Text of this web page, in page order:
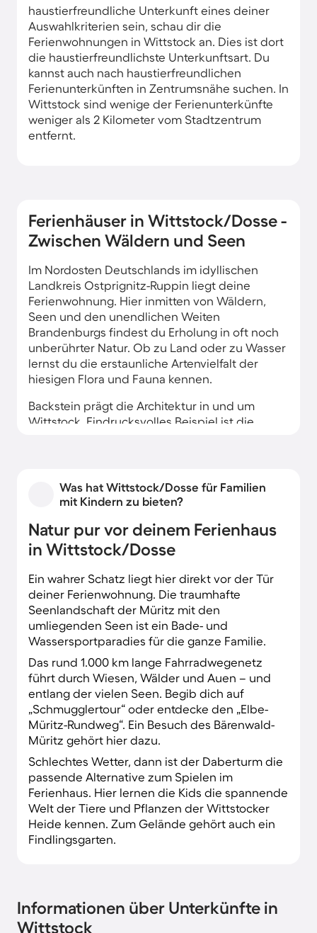
haustierfreundliche Unterkunft eines deiner
Auswahlkriterien sein, schau dir die
Ferienwohnungen in Wittstock an. Dies ist dort
die haustierfreundlichste Unterkunftsart. Du
kannst auch nach haustierfreundlichen
Ferienunterkünften in Zentrumsnähe suchen. In
Wittstock sind wenige der Ferienunterkünfte
weniger als 2 Kilometer vom Stadtzentrum
entfernt.
Ferienhäuser in Wittstock/Dosse -
Zwischen Wäldern und Seen
Im Nordosten Deutschlands im idyllischen
Landkreis Ostprignitz-Ruppin liegt deine
Ferienwohnung. Hier inmitten von Wäldern,
Seen und den unendlichen Weiten
Brandenburgs findest du Erholung in oft noch
unberührter Natur. Ob zu Land oder zu Wasser
lernst du die erstaunliche Artenvielfalt der
hiesigen Flora und Fauna kennen.
Backstein prägt die Architektur in und um
Wittstock. Eindrucksvolles Beispiel ist die
Jahrhundertealten bewegten Geschichte
findest du fast überall und damit oft unweit
Was hat Wittstock/Dosse für Familien
mit Kindern zu bieten?
Natur pur vor deinem Ferienhaus
in Wittstock/Dosse
Ein wahrer Schatz liegt hier direkt vor der Tür
deiner Ferienwohnung. Die traumhafte
Seenlandschaft der Müritz mit den
umliegenden Seen ist ein Bade- und
Wassersportparadies für die ganze Familie.
Das rund 1.000 km lange Fahrradwegenetz
führt durch Wiesen, Wälder und Auen – und
entlang der vielen Seen. Begib dich auf
„Schmugglertour“ oder entdecke den „Elbe-
Müritz-Rundweg“. Ein Besuch des Bärenwald-
Müritz gehört hier dazu.
Schlechtes Wetter, dann ist der Daberturm die
passende Alternative zum Spielen im
Ferienhaus. Hier lernen die Kids die spannende
Welt der Tiere und Pflanzen der Wittstocker
Heide kennen. Zum Gelände gehört auch ein
Findlingsgarten.
Informationen über Unterkünfte in
Wittstock